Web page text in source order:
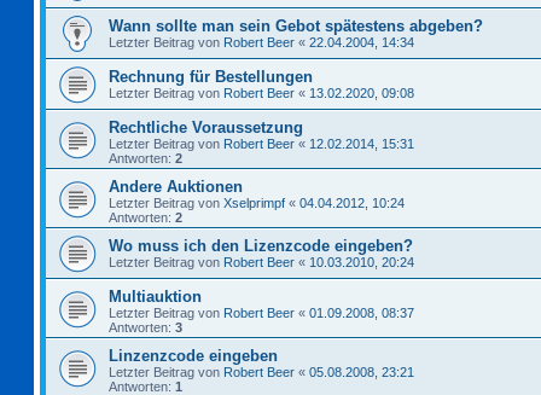
Wann sollte man sein Gebot spätestens abgeben?
Letzter Beitrag von Robert Beer « 22.04.2004, 14:34
Rechnung für Bestellungen
Letzter Beitrag von Robert Beer « 13.02.2020, 09:08
Rechtliche Voraussetzung
Letzter Beitrag von Robert Beer « 12.02.2014, 15:31
Antworten: 2
Andere Auktionen
Letzter Beitrag von Xselprimpf « 04.04.2012, 10:24
Antworten: 2
Wo muss ich den Lizenzcode eingeben?
Letzter Beitrag von Robert Beer « 10.03.2010, 20:24
Multiauktion
Letzter Beitrag von Robert Beer « 01.09.2008, 08:37
Antworten: 3
Linzenzcode eingeben
Letzter Beitrag von Robert Beer « 05.08.2008, 23:21
Antworten: 1